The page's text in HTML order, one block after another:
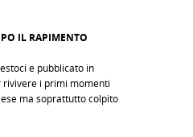
IL RAPIMENTO
e pubblicato in
i primi momenti
ma soprattutto colpito